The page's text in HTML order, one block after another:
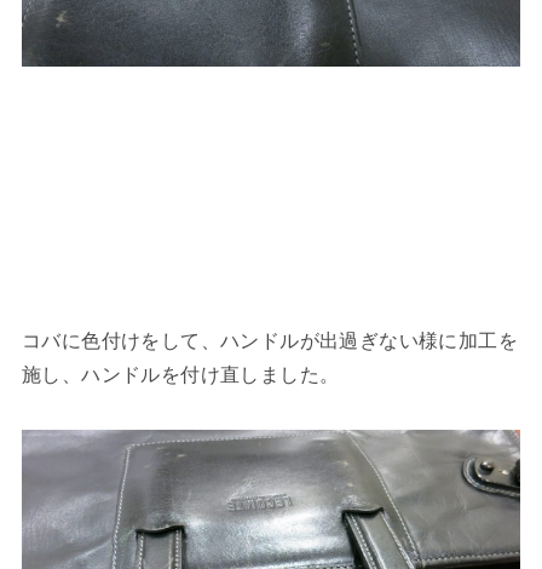
コバに色付けをして、ハンドルが出過ぎない様に加工を
施し、ハンドルを付け直しました。